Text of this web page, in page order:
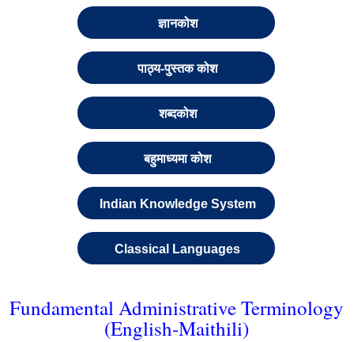
ज्ञानकोश
पाठ्य-पुस्तक कोश
शब्दकोश
बहुमाध्यमा कोश
Indian Knowledge System
Classical Languages
Fundamental Administrative Terminology
(English-Maithili)